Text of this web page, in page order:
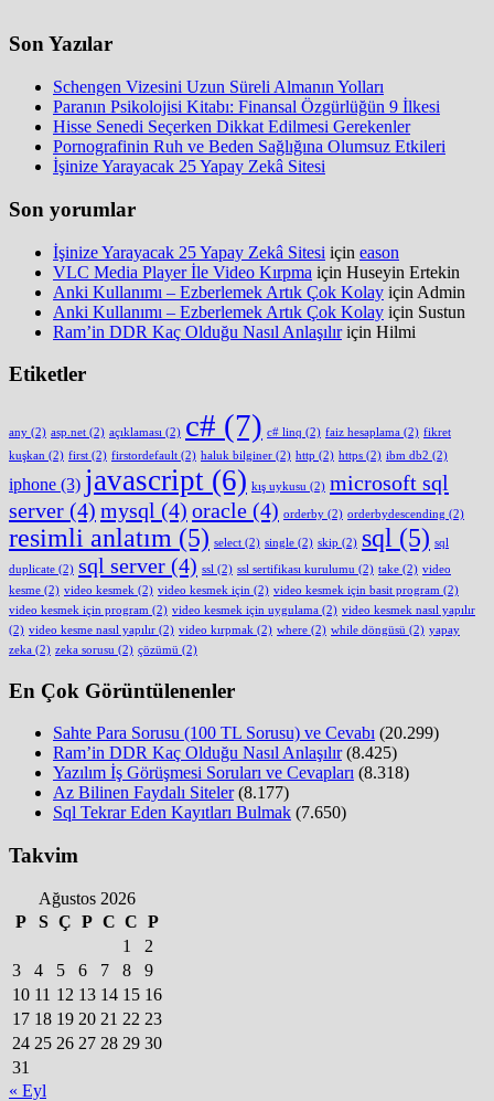
Son Yazılar
Schengen Vizesini Uzun Süreli Almanın Yolları
Paranın Psikolojisi Kitabı: Finansal Özgürlüğün 9 İlkesi
Hisse Senedi Seçerken Dikkat Edilmesi Gerekenler
Pornografinin Ruh ve Beden Sağlığına Olumsuz Etkileri
İşinize Yarayacak 25 Yapay Zekâ Sitesi
Son yorumlar
İşinize Yarayacak 25 Yapay Zekâ Sitesi için eason
VLC Media Player İle Video Kırpma için Huseyin Ertekin
Anki Kullanımı – Ezberlemek Artık Çok Kolay için Admin
Anki Kullanımı – Ezberlemek Artık Çok Kolay için Sustun
Ram’in DDR Kaç Olduğu Nasıl Anlaşılıriçin Hilmi
Etiketler
any (2) asp.net (2) açıklaması (2) c# (7) c# linq (2) faiz hesaplama (2) fikret
kuşkan (2) first (2) firstordefault (2) haluk bilginer (2) http (2) https (2) ibm db2 (2)
iphone (3) javascript (6) kış uykusu (2) microsoft sql
server (4) mysql (4) oracle (4) orderby (2) orderbydescending (2)
resimli anlatım (5) select (2) single (2) skip (2) sql (5) sql
duplicate (2) sql server (4) ssl (2) ssl sertifikası kurulumu (2) take (2) video
kesme (2) video kesmek (2) video kesmek için (2) video kesmek için basit program (2)
video kesmek için program (2) video kesmek için uygulama (2) video kesmek nasıl yapılır
(2) video kesme nasıl yapılır (2) video kırpmak (2) where (2) while döngüsü (2) yapay
zeka (2) zeka sorusu (2) çözümü (2)
En Çok Görüntülenenler
Sahte Para Sorusu (100 TL Sorusu) ve Cevabı (20.299)
Ram’in DDR Kaç Olduğu Nasıl Anlaşılır (8.425)
Yazılım İş Görüşmesi Soruları ve Cevapları (8.318)
Az Bilinen Faydalı Siteler (8.177)
Sql Tekrar Eden Kayıtları Bulmak (7.650)
Takvim
Ağustos 2026
P
S Ç P C C P
1
2
3
4 5 6 7 8
9
10 11 12 13 14 15 16
17 18 19 20 21 22 23
24 25 26 27 28 29 30
31
« Eyl